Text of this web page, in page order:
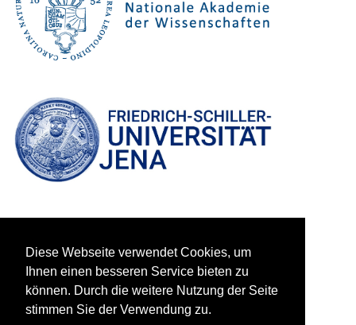
Diese Webseite verwendet Cookies, um
Ihnen einen besseren Service bieten zu
können. Durch die weitere Nutzung der Seite
stimmen Sie der Verwendung zu.